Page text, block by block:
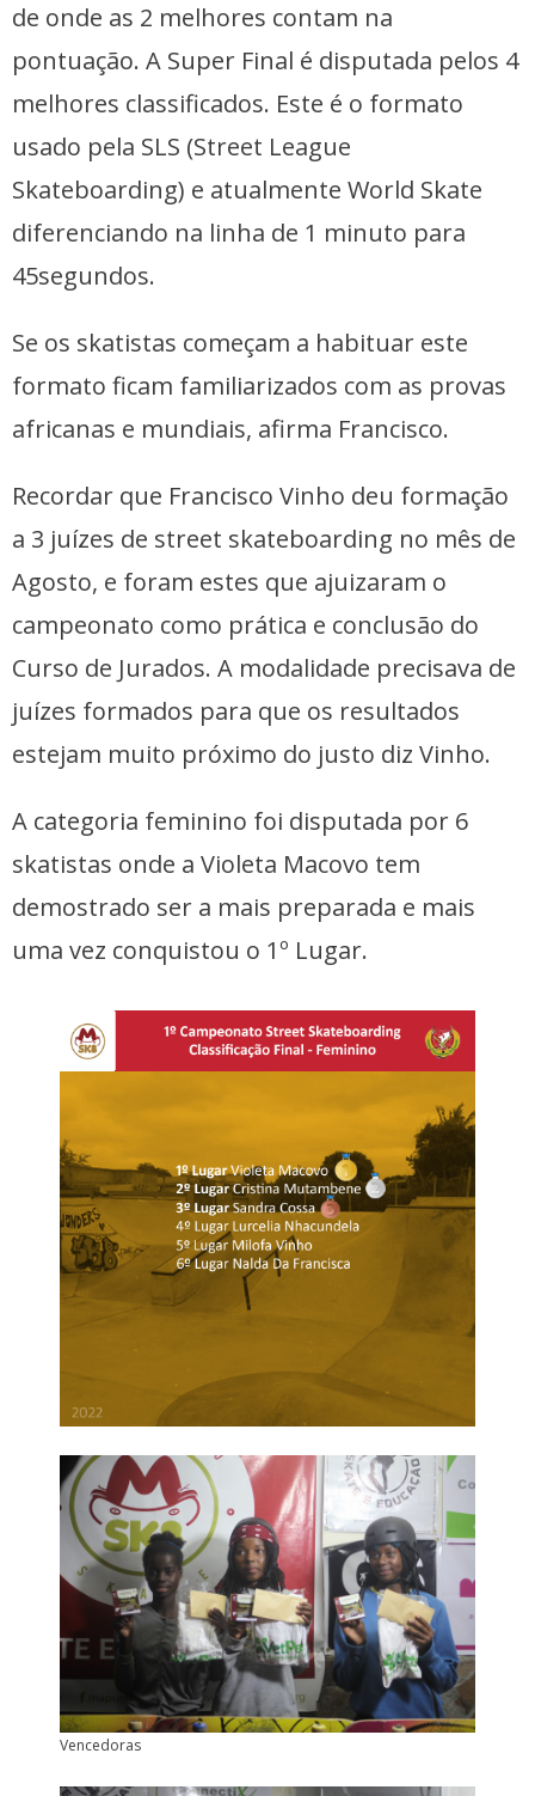
de onde as 2 melhores contam na
pontuação. A Super Final é disputada pelos 4
melhores classificados. Este é o formato
usado pela SLS (Street League
Skateboarding) e atualmente World Skate
diferenciando na linha de 1 minuto para
45segundos.
Se os skatistas começam a habituar este
formato ficam familiarizados com as provas
africanas e mundiais, afirma Francisco.
Recordar que Francisco Vinho deu formação
a 3 juízes de street skateboarding no mês de
Agosto, e foram estes que ajuizaram o
campeonato como prática e conclusão do
Curso de Jurados. A modalidade precisava de
juízes formados para que os resultados
estejam muito próximo do justo diz Vinho.
A categoria feminino foi disputada por 6
skatistas onde a Violeta Macovo tem
demostrado ser a mais preparada e mais
uma vez conquistou o 1º Lugar.
Vencedoras